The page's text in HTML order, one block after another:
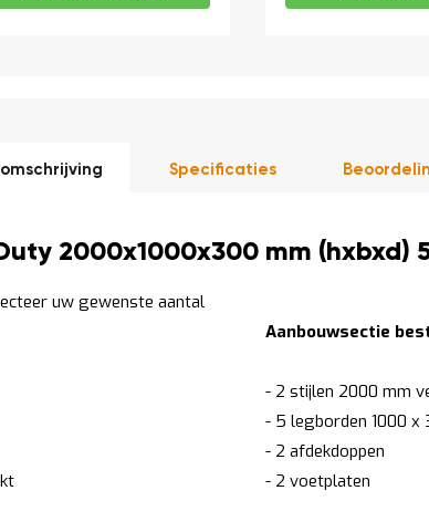
2000x1000x300 mm (hxbxd)
uw gewenste aantal
Aanbouwsectie
- 2 stijlen 2000 mm
- 5 legborden 1000 x
- 2 afdekdoppen
- 2 voetplaten
Specificaties